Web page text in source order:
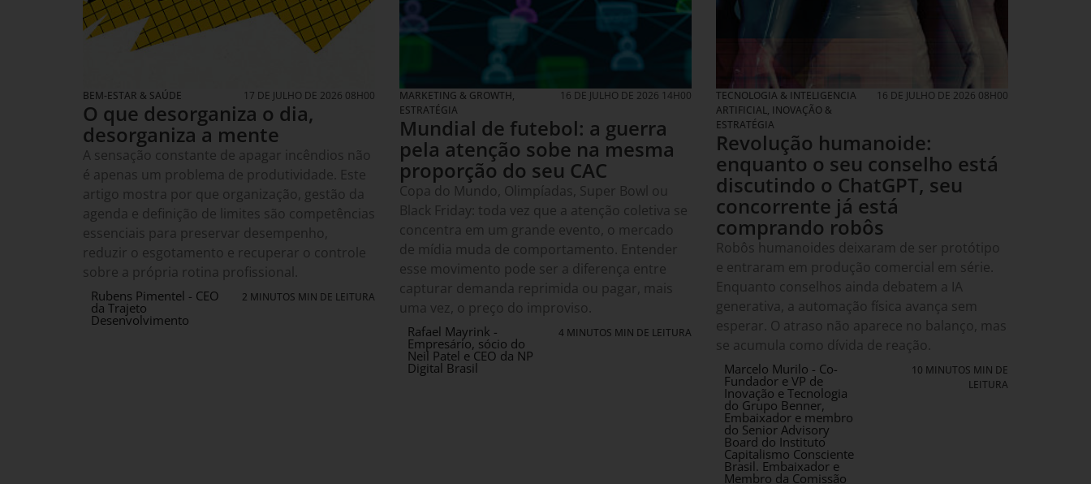
BEM-ESTAR & SAÚDE 17 DE JULHO DE 2026 08H00
O que desorganiza o dia,
desorganiza a mente
A sensação constante de apagar incêndios não
é apenas um problema de produtividade. Este
artigo mostra por que organização, gestão da
agenda e definição de limites são competências
essenciais para preservar desempenho,
reduzir o esgotamento e recuperar o controle
sobre a própria rotina profissional.
Rubens Pimentel - CEO
da Trajeto
Desenvolvimento
2 MINUTOS MIN DE LEITURA
MARKETING & GROWTH,
ESTRATÉGIA
16 DE JULHO DE 2026 14H00
Mundial de futebol: a guerra
pela atenção sobe na mesma
proporção do seu CAC
Copa do Mundo, Olimpíadas, Super Bowl ou
Black Friday: toda vez que a atenção coletiva se
concentra em um grande evento, o mercado
de mídia muda de comportamento. Entender
esse movimento pode ser a diferença entre
capturar demanda reprimida ou pagar, mais
uma vez, o preço do improviso.
Rafael Mayrink -
Empresário, sócio do
Neil Patel e CEO da NP
Digital Brasil
4 MINUTOS MIN DE LEITURA
TECNOLOGIA & INTELIGENCIA
ARTIFICIAL, INOVAÇÃO &
ESTRATÉGIA
16 DE JULHO DE 2026 08H00
Revolução humanoide:
enquanto o seu conselho está
discutindo o ChatGPT, seu
concorrente já está
comprando robôs
Robôs humanoides deixaram de ser protótipo
e entraram em produção comercial em série.
Enquanto conselhos ainda debatem a IA
generativa, a automação física avança sem
esperar. O atraso não aparece no balanço, mas
se acumula como dívida de reação.
Marcelo Murilo - Co-
Fundador e VP de
Inovação e Tecnologia
do Grupo Benner,
Embaixador e membro
do Senior Advisory
Board do Instituto
Capitalismo Consciente
Brasil. Embaixador e
Membro da Comissão
10 MINUTOS MIN DE
LEITURA